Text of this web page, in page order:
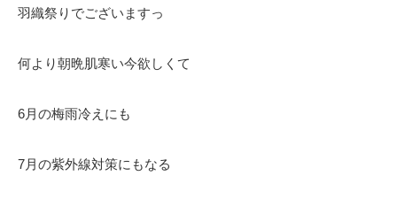
羽織祭りでございますっ
何より朝晩肌寒い今欲しくて
6月の梅雨冷えにも
7月の紫外線対策にもなる